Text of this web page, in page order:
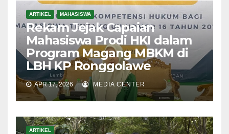
ARTIKEL MAHASISWA
Rekam Jejak Capaian
Mahasiswa Prodi HKI dalam
Program Magang MBKM di
LBH KP Ronggolawe
APR 17, 2026 MEDIA CENTER
ARTIKEL